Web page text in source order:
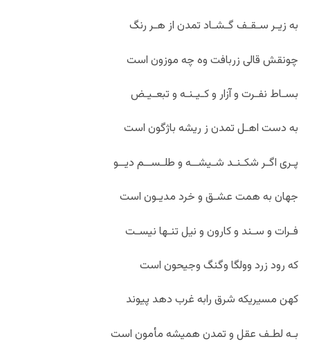
به زیـر سـقـف گـشـاد تمدن از هـر رنگ
چونقش قالی زربافت وه چه موزون است
بسـاط نفـرت و آزار و کـیـنـه و تبعـیـض
به دست اهـل تمدن ز ریشه باژگون است
پـری اگـر شکـنـد شـیشــه و طلـســم دیــو
جهان به همت عشـق و خرد مدیـون است
فـرات و سـند و کارون و نیل تنـها نیسـت
که رود زرد وولگا وگنگ وجیحون است
کهن مسیریکه شرق رابه غرب دهد پیوند
بـه لطـف عقل و تمدن همیشه مأمون است